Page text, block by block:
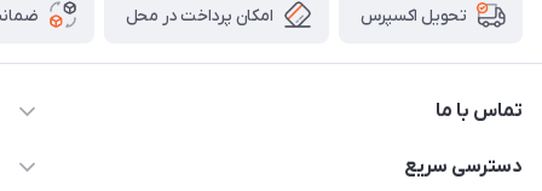
تحویل اکسپرس امکان پرداخت در محل
تماس با ما
09172138137
دسترسی سریع